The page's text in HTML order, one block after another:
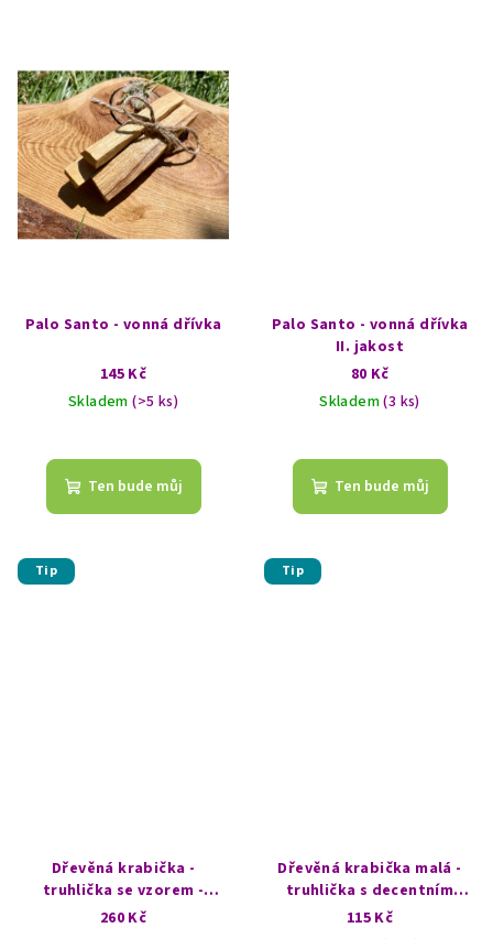
Palo Santo - vonná dřívka
145 Kč
Skladem(>5 ks)
hodnocení
produktu
Ten bude můj
Palo Santo - vonná dřívka
II. jakost
80 Kč
Skladem(3 ks)
Ten bude můj
Tip
Dřevěná krabička -
truhlička se vzorem -
Strom života
260 Kč
Tip
Dřevěná krabička malá -
truhlička s decentním
vzorem - Ohm
115 Kč